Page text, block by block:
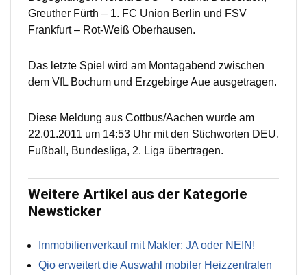
Greuther Fürth – 1. FC Union Berlin und FSV
Frankfurt – Rot-Weiß Oberhausen.
Das letzte Spiel wird am Montagabend zwischen
dem VfL Bochum und Erzgebirge Aue ausgetragen.
Diese Meldung aus Cottbus/Aachen wurde am
22.01.2011 um 14:53 Uhr mit den Stichworten DEU,
Fußball, Bundesliga, 2. Liga übertragen.
Weitere Artikel aus der Kategorie
Newsticker
Immobilienverkauf mit Makler: JA oder NEIN!
Qio erweitert die Auswahl mobiler Heizzentralen